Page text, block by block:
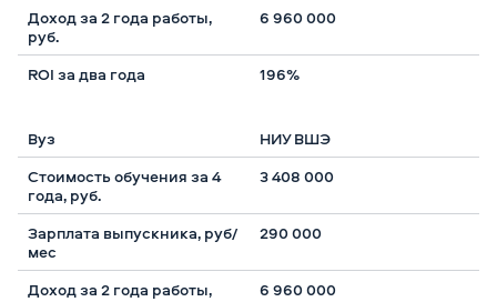
6 960 000
196%
НИУ ВШЭ
3 408 000
290 000
6 960 000